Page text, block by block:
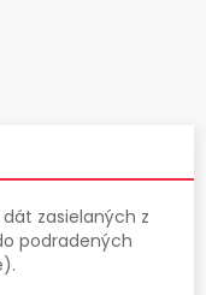
zasielaných z
podradených